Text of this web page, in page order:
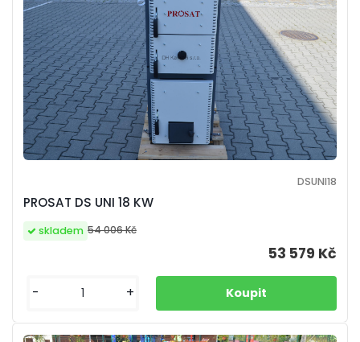
PROSAT DS UNI 18 KW
DSUNI18
54 006 Kč
53 579 Kč
skladem
- +